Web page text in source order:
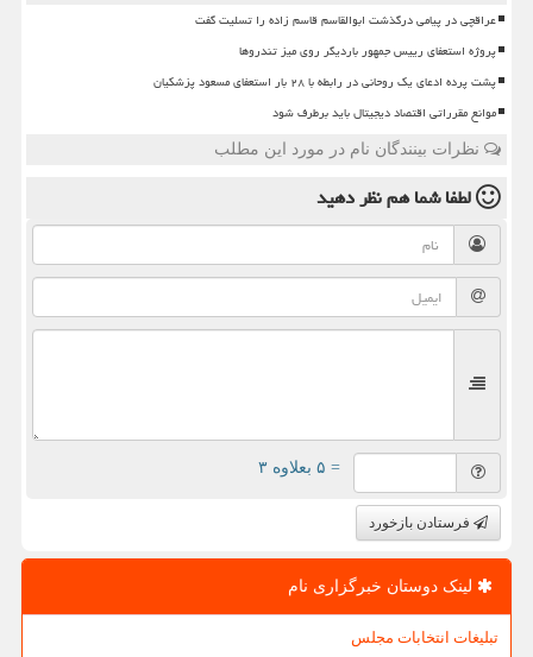
عراقچی در پیامی درگذشت ابوالقاسم قاسم زاده را تسلیت گفت
پروژه استعفای رییس جمهور باردیگر روی میز تندروها
پشت پرده ادعای یک روحانی در رابطه با ۲۸ بار استعفای مسعود پزشکیان
موانع مقرراتی اقتصاد دیجیتال باید برطرف شود
نظرات بینندگان نام در مورد این مطلب
لطفا شما همنظر دهید
= ۵ بعلاوه ۳
فرستادن بازخورد
لینک دوستان خبرگزاری نام
تبلیغات انتخابات مجلس